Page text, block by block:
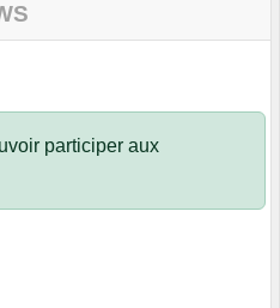
participer aux